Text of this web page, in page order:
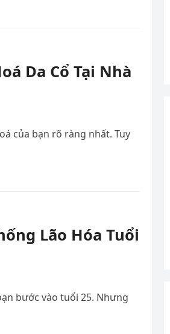
Da Cổ Tại Nhà
của bạn rõ ràng nhất. Tuy
Lão Hóa Tuổi
bước vào tuổi 25. Nhưng